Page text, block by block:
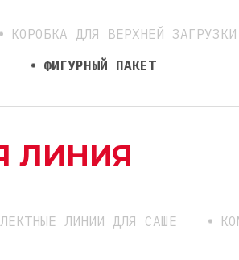
КОРОБКА ДЛЯ ВЕРХНЕЙ ЗАГРУЗКИ
ФИГУРНЫЙ ПАКЕТ
ЛИНИЯ
ЛИНИИ ДЛЯ САШЕ